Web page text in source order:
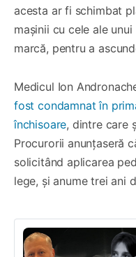
acesta ar fi schimbat
mașinii cu cele ale
marcă, pentru a
Medicul Ion
fost condamnat în
închisoare, dintre care
Procurorii anunțaseră
solicitând aplicarea
lege, și anume trei ani